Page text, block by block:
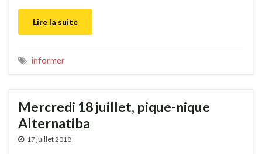
Lire la suite
informer
Mercredi 18 juillet, pique-nique
Alternatiba
17 juillet 2018